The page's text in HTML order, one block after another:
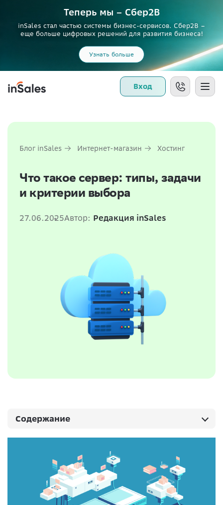
Теперь мы – Сбер2B
inSales стал частью системы бизнес-сервисов. Сбер2В –
еще больше цифровых решений для развития бизнеса!
Узнать больше
Вход
Блог inSales Интернет-магазин Хостинг
Что такое сервер: типы, задачи
и критерии выбора
27.06.2025Автор: Редакция inSales
Содержание